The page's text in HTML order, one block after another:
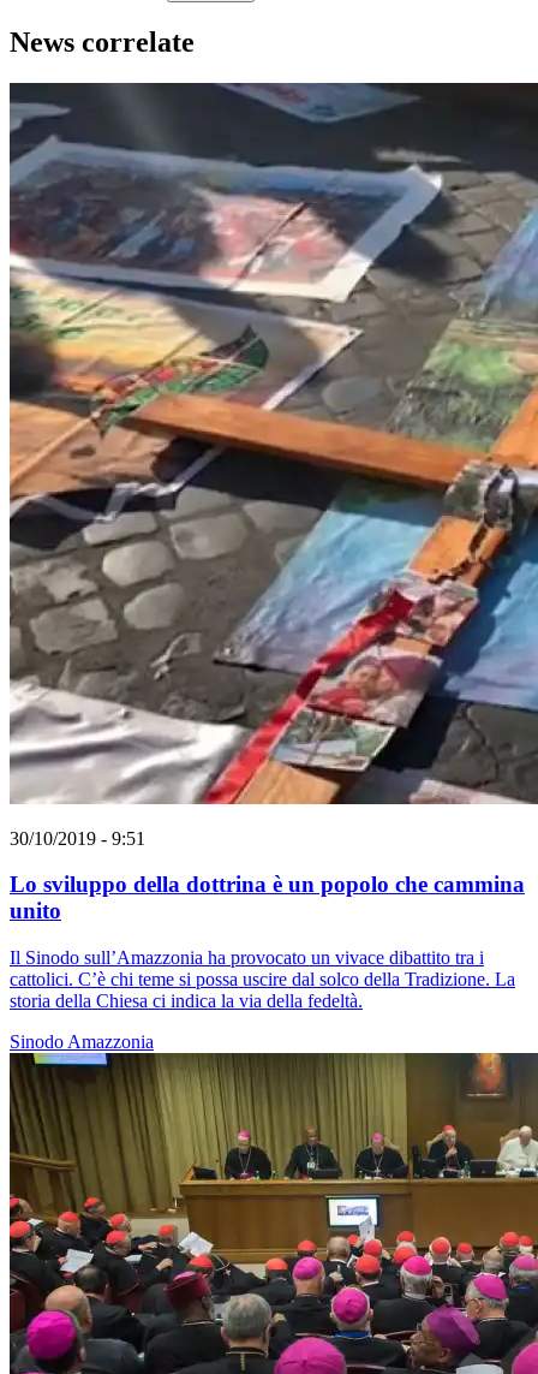
News correlate
30/10/2019 - 9:51
Lo sviluppo della dottrina è un popolo che cammina
unito
Il Sinodo sull’Amazzonia ha provocato un vivace dibattito tra i
cattolici. C’è chi teme si possa uscire dal solco della Tradizione. La
storia della Chiesa ci indica la via della fedeltà.
Sinodo Amazzonia